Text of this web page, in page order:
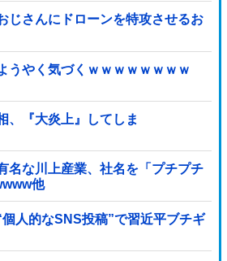
じさんにドローンを特攻させるお
うやく気づくｗｗｗｗｗｗｗｗ
、『大炎上』してしま
名な川上産業、社名を「プチプチ
他
個人的なSNS投稿”で習近平ブチギ